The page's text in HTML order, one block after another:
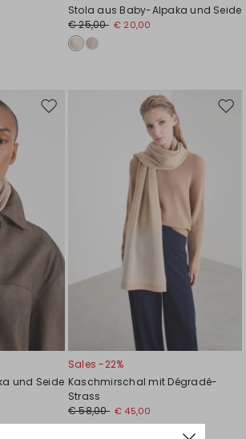
Stola aus Baby-Alpaka und Seide
€ 25,00 € 20,00
Auf
und Seide
Auf
Sales -22%
Kaschmirschal mit Dégradé-
Strass
€ 58,00 € 45,00